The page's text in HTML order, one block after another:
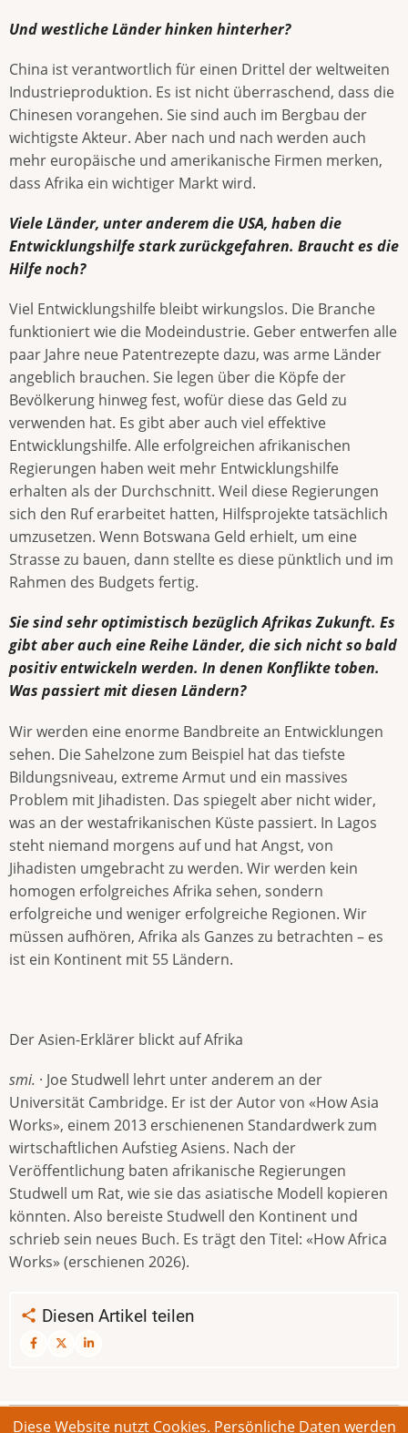
Und westliche Länder hinken hinterher?
China ist verantwortlich für einen Drittel der weltweiten
Industrieproduktion. Es ist nicht überraschend, dass die
Chinesen vorangehen. Sie sind auch im Bergbau der
wichtigste Akteur. Aber nach und nach werden auch
mehr europäische und amerikanische Firmen merken,
dass Afrika ein wichtiger Markt wird.
Viele Länder, unter anderem die USA, haben die
Entwicklungshilfe stark zurückgefahren. Braucht es die
Hilfe noch?
Viel Entwicklungshilfe bleibt wirkungslos. Die Branche
funktioniert wie die Modeindustrie. Geber entwerfen alle
paar Jahre neue Patentrezepte dazu, was arme Länder
angeblich brauchen. Sie legen über die Köpfe der
Bevölkerung hinweg fest, wofür diese das Geld zu
verwenden hat. Es gibt aber auch viel effektive
Entwicklungshilfe. Alle erfolgreichen afrikanischen
Regierungen haben weit mehr Entwicklungshilfe
erhalten als der Durchschnitt. Weil diese Regierungen
sich den Ruf erarbeitet hatten, Hilfsprojekte tatsächlich
umzusetzen. Wenn Botswana Geld erhielt, um eine
Strasse zu bauen, dann stellte es diese pünktlich und im
Rahmen des Budgets fertig.
Sie sind sehr optimistisch bezüglich Afrikas Zukunft. Es
gibt aber auch eine Reihe Länder, die sich nicht so bald
positiv entwickeln werden. In denen Konflikte toben.
Was passiert mit diesen Ländern?
Wir werden eine enorme Bandbreite an Entwicklungen
sehen. Die Sahelzone zum Beispiel hat das tiefste
Bildungsniveau, extreme Armut und ein massives
Problem mit Jihadisten. Das spiegelt aber nicht wider,
was an der westafrikanischen Küste passiert. In Lagos
steht niemand morgens auf und hat Angst, von
Jihadisten umgebracht zu werden. Wir werden kein
homogen erfolgreiches Afrika sehen, sondern
erfolgreiche und weniger erfolgreiche Regionen. Wir
müssen aufhören, Afrika als Ganzes zu betrachten – es
ist ein Kontinent mit 55 Ländern.
Der Asien-Erklärer blickt auf Afrika
smi. · Joe Studwell lehrt unter anderem an der
Universität Cambridge. Er ist der Autor von «How Asia
Works», einem 2013 erschienenen Standardwerk zum
wirtschaftlichen Aufstieg Asiens. Nach der
Veröffentlichung baten afrikanische Regierungen
Studwell um Rat, wie sie das asiatische Modell kopieren
könnten. Also bereiste Studwell den Kontinent und
schrieb sein neues Buch. Es trägt den Titel: «How Africa
Works» (erschienen 2026).
Diesen Artikel teilen
Diese Website nutzt Cookies. Persönliche Daten werden